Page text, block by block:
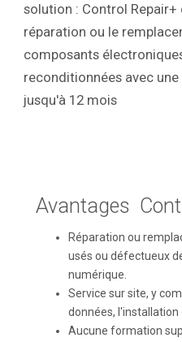
solution : Control Repair+
réparation ou le
composants
reconditionnées avec
jusqu'à 12 mois
Avantages
Réparation ou
usés ou défectueux
numérique.
Service sur site, y
données, l'installation
Aucune formation